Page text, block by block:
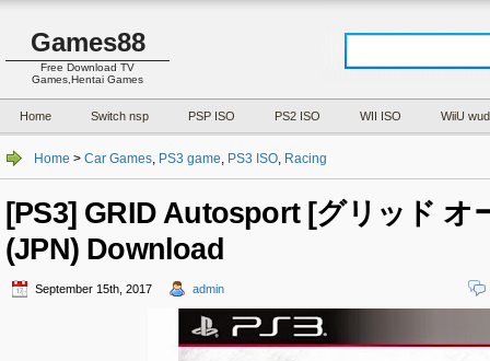
Games88
Free Download TV
Games,Hentai Games
Home Switch nsp PSP ISO PS2 ISO WII ISO WiiU wud
Home > Car Games, PS3 game, PS3 ISO, Racing
[PS3] GRID Autosport [グリッド オ
(JPN) Download
September 15th, 2017 admin